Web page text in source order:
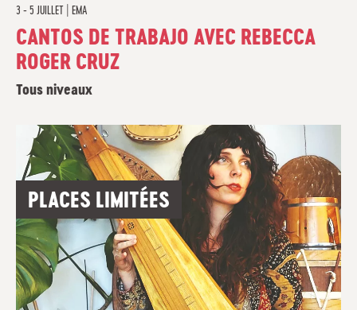
3 - 5 JUILLET
EMA
CANTOS DE TRABAJO AVEC REBECCA
ROGER CRUZ
Tous niveaux
PLACES LIMITÉES